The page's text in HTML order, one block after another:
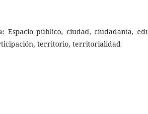
Espacio público, ciudad, ciudadanía,
territorio, territorialidad